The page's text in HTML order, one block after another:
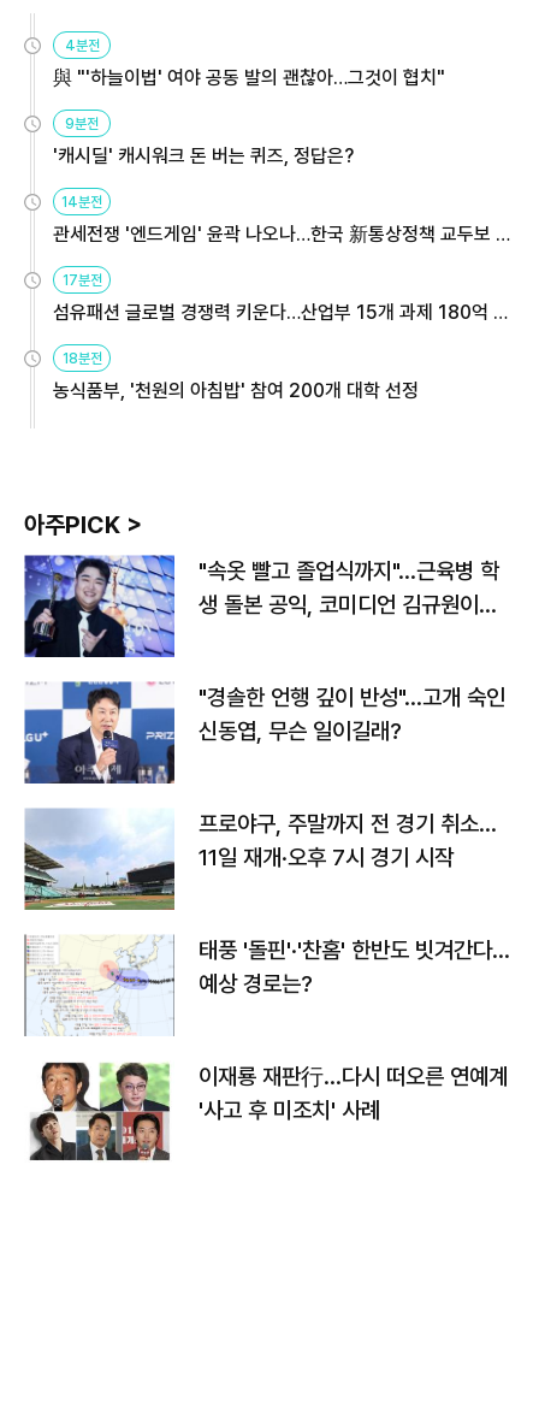
4분전
與 "'하늘이법' 여야 공동 발의 괜찮아…그것이 협치"
9분전
'캐시딜' 캐시워크 돈 버는 퀴즈, 정답은?
14분전
관세전쟁 '엔드게임' 윤곽 나오나…한국 新통상정책 교두보 활
용해야
17분전
섬유패션 글로벌 경쟁력 키운다…산업부 15개 과제 180억 지
원
18분전
농식품부, '천원의 아침밥' 참여 200개 대학 선정
아주PICK >
"속옷 빨고 졸업식까지"…근육병 학
생 돌본 공익, 코미디언 김규원이었
"경솔한 언행 깊이 반성"…고개 숙인
신동엽, 무슨 일이길래?
프로야구, 주말까지 전 경기 취소…
11일 재개·오후 7시 경기 시작
태풍 '돌핀'·'찬홈' 한반도 빗겨간다…
예상 경로는?
이재룡 재판行…다시 떠오른 연예계
'사고 후 미조치' 사례